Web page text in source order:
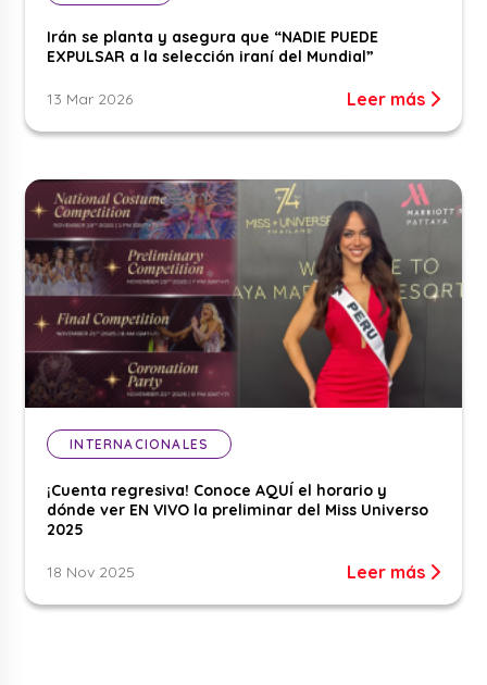
Irán se planta y asegura que “NADIE PUEDE
EXPULSAR a la selección iraní del Mundial”
13 Mar 2026 Leer más
INTERNACIONALES
¡Cuenta regresiva! Conoce AQUÍ el horario y
dónde ver EN VIVO la preliminar del Miss Universo
2025
18 Nov 2025 Leer más